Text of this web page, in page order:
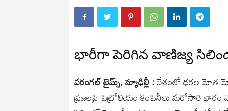
భారీగా పెరిగిన వాణిజ్య
వరంగల్ టైమ్స్, న్యూఢిల్లీ :దేశంలో ధరల మోత
ప్రజలపై పెట్రోలియం కంపెనీలు మరోసారి